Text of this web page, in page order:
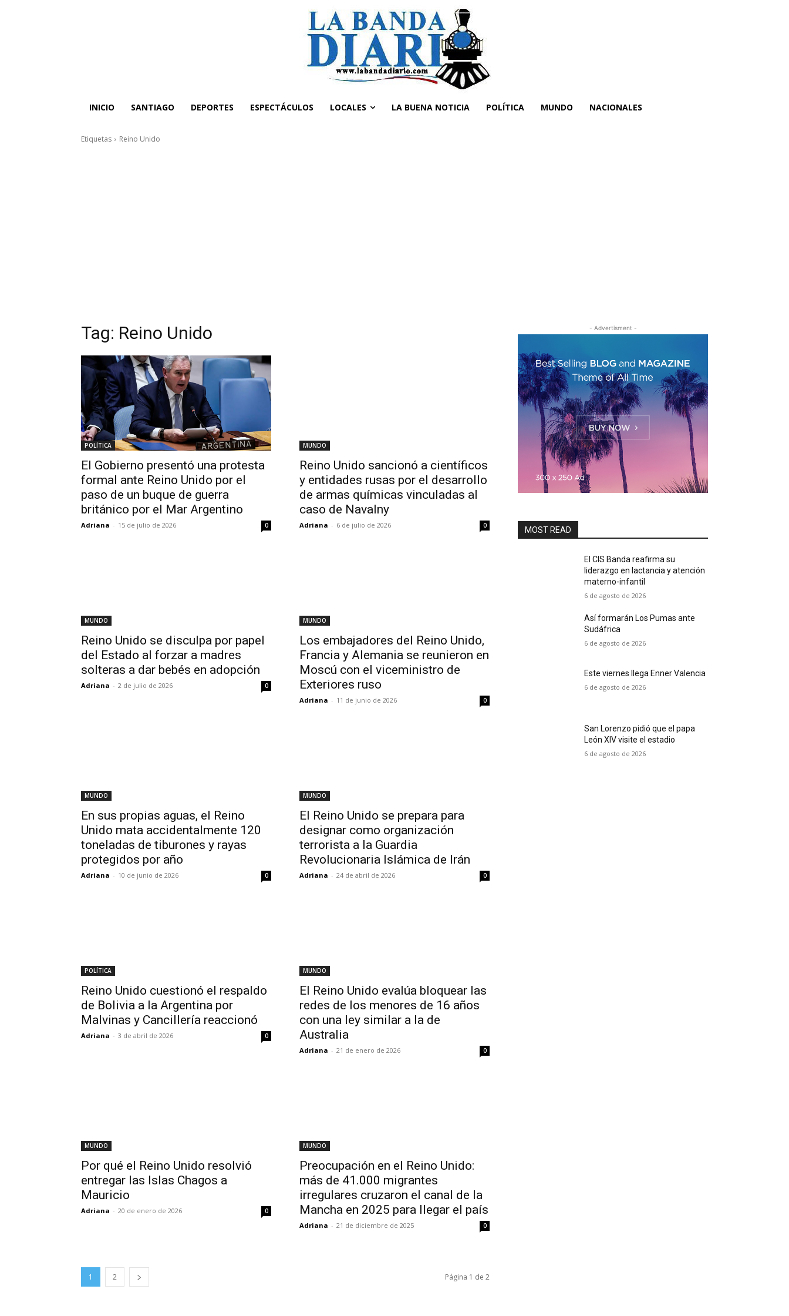
INICIO SANTIAGO DEPORTES ESPECTÁCULOS LOCALES LA BUENA NOTICIA POLÍTICA MUNDO NACIONALES
Etiquetas Reino Unido
Tag: Reino Unido
POLÍTICA
El Gobierno presentó una protesta
formal ante Reino Unido por el
paso de un buque de guerra
británico por el Mar Argentino
Adriana - 15 de julio de 2026 0
MUNDO
Reino Unido sancionó a científicos
y entidades rusas por el desarrollo
de armas químicas vinculadas al
caso de Navalny
Adriana - 6 de julio de 2026 0
MUNDO
Reino Unido se disculpa por papel
del Estado al forzar a madres
solteras a dar bebés en adopción
Adriana - 2 de julio de 2026 0
MUNDO
Los embajadores del Reino Unido,
Francia y Alemania se reunieron en
Moscú con el viceministro de
Exteriores ruso
Adriana - 11 de junio de 2026 0
MUNDO
En sus propias aguas, el Reino
Unido mata accidentalmente 120
toneladas de tiburones y rayas
protegidos por año
Adriana - 10 de junio de 2026 0
MUNDO
El Reino Unido se prepara para
designar como organización
terrorista a la Guardia
Revolucionaria Islámica de Irán
Adriana - 24 de abril de 2026 0
POLÍTICA
Reino Unido cuestionó el respaldo
de Bolivia a la Argentina por
Malvinas y Cancillería reaccionó
Adriana - 3 de abril de 2026 0
MUNDO
El Reino Unido evalúa bloquear las
redes de los menores de 16 años
con una ley similar a la de
Australia
Adriana - 21 de enero de 2026 0
MUNDO
Por qué el Reino Unido resolvió
entregar las Islas Chagos a
Mauricio
Adriana - 20 de enero de 2026 0
MUNDO
Preocupación en el Reino Unido:
más de 41.000 migrantes
irregulares cruzaron el canal de la
Mancha en 2025 para llegar el país
Adriana - 21 de diciembre de 2025 0
1 2 Página 1 de 2
- Advertisment -
MOST READ
El CIS Banda reafirma su
liderazgo en lactancia y atención
materno-infantil
6 de agosto de 2026
Así formarán Los Pumas ante
Sudáfrica
6 de agosto de 2026
Este viernes llega Enner Valencia
6 de agosto de 2026
San Lorenzo pidió que el papa
León XIV visite el estadio
6 de agosto de 2026